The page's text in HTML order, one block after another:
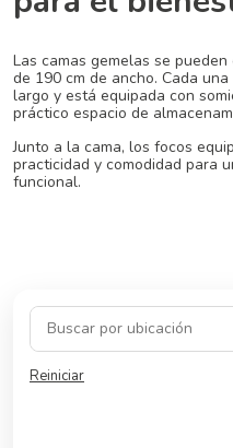
Las camas gemelas se
de 190 cm de ancho. Cada
largo y está equipada con
práctico espacio de
Junto a la cama, los focos
practicidad y comodidad para
funcional.
Reiniciar